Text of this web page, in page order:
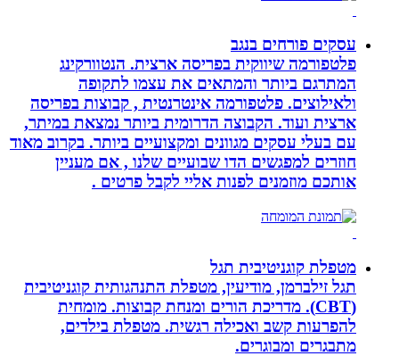
עסקים פורחים בנגב
פלטפורמה שיווקית בפריסה ארצית. הנטוורקינג
המתרגם ביותר והמתאים את עצמו לתקופה
ולאילוצים. פלטפורמה אינטרנטית , קבוצות בפריסה
ארצית ועוד. הקבוצה הדרומית ביותר נמצאת במיתר,
עם בעלי עסקים מגוונים ומקצועיים ביותר. בקרוב מאוד
חוזרים למפגשים הדו שבועיים שלנו , אם מעניין
אותכם מוזמנים לפנות אליי לקבל פרטים .
מטפלת קוגניטיבית תגל
תגל זילברמן, מודיעין, מטפלת התנהגותית קוגניטיבית
(CBT). מדריכת הורים ומנחת קבוצות. מומחית
להפרעות קשב ואכילה רגשית. מטפלת בילדים,
מתבגרים ומבוגרים.